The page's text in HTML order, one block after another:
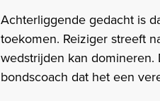
Achterliggende gedacht is
toekomen. Reiziger streeft
wedstrijden kan
bondscoach dat het een